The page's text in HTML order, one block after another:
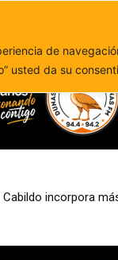
de
usted da su
Cabildo incorpora